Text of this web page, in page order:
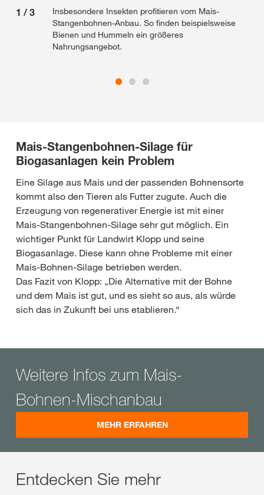
1 / 3
Insbesondere Insekten profitieren vom Mais-
Stangenbohnen-Anbau. So finden beispielsweise
Bienen und Hummeln ein größeres
Nahrungsangebot.
Mais-Stangenbohnen-Silage für
Biogasanlagen kein Problem
Eine Silage aus Mais und der passenden Bohnensorte
kommt also den Tieren als Futter zugute. Auch die
Erzeugung von regenerativer Energie ist mit einer
Mais-Stangenbohnen-Silage sehr gut möglich. Ein
wichtiger Punkt für Landwirt Klopp und seine
Biogasanlage. Diese kann ohne Probleme mit einer
Mais-Bohnen-Silage betrieben werden.
Das Fazit von Klopp: „Die Alternative mit der Bohne
und dem Mais ist gut, und es sieht so aus, als würde
sich das in Zukunft bei uns etablieren.“
Weitere Infos zum Mais-
Bohnen-Mischanbau
MEHR ERFAHREN
Entdecken Sie mehr